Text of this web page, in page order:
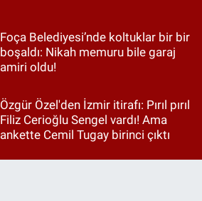
Foça Belediyesi’nde koltuklar bir bir
boşaldı: Nikah memuru bile garaj
amiri oldu!
Özgür Özel'den İzmir itirafı: Pırıl pırıl
Filiz Cerioğlu Sengel vardı! Ama
ankette Cemil Tugay birinci çıktı